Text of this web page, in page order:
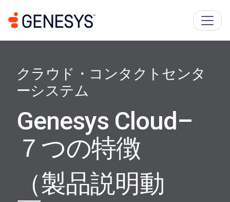
クラウド・コンタクトセンタ
ーシステム
Genesys Cloud–
７つの特徴
（製品説明動